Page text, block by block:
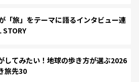
「旅」をテーマに語るインタビュー連
STORY
してみたい！地球の歩き方が選ぶ2026
旅先30